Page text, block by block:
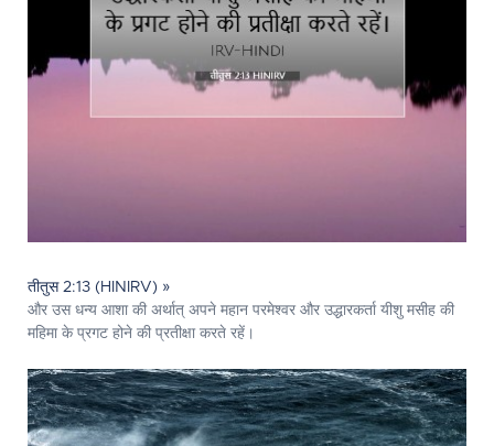
तीतुस 2:13 (HINIRV) »
और उस धन्य आशा की अर्थात् अपने महान परमेश्‍वर और उद्धारकर्ता यीशु मसीह की
महिमा के प्रगट होने की प्रतीक्षा करते रहें।